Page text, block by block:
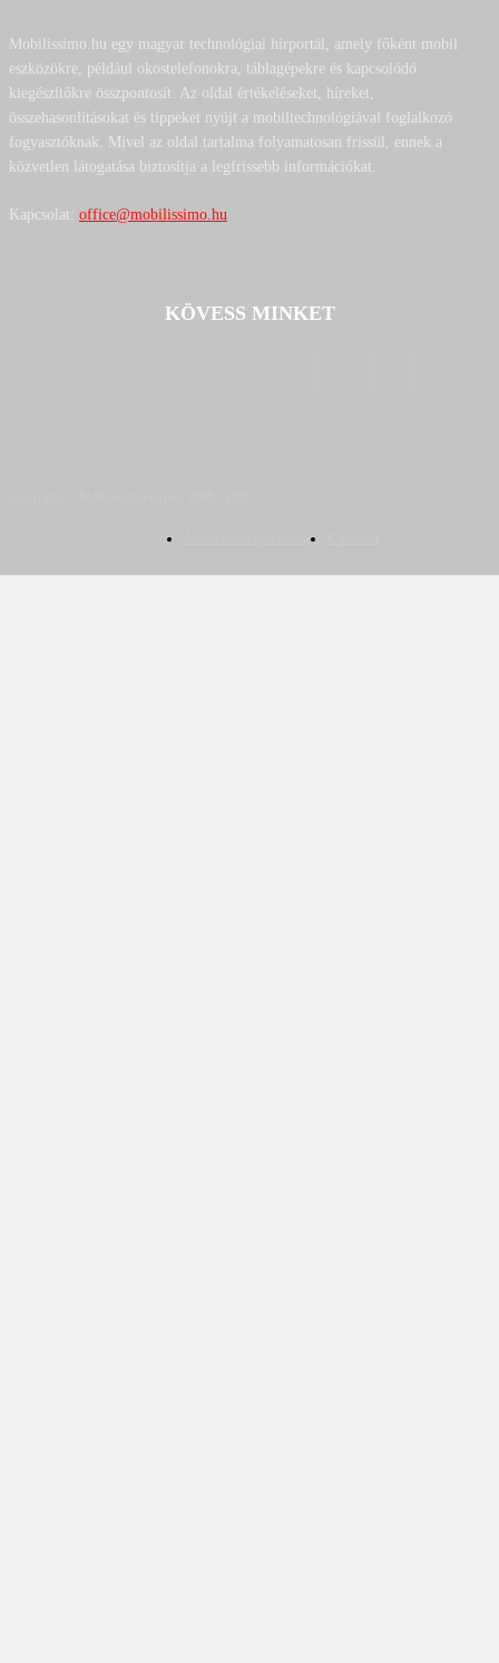
Mobilissimo.hu egy magyar technológiai hírportál, amely főként mobil
eszközökre, például okostelefonokra, táblagépekre és kapcsolódó
kiegészítőkre összpontosít. Az oldal értékeléseket, híreket,
összehasonlításokat és tippeket nyújt a mobiltechnológiával foglalkozó
fogyasztóknak. Mivel az oldal tartalma folyamatosan frissül, ennek a
közvetlen látogatása biztosítja a legfrissebb információkat.
Kapcsolat: office@mobilissimo.hu
KÖVESS MINKET